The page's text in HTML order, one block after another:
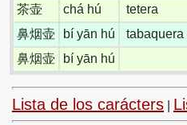
茶壶
chá hú
tetera
鼻烟壶
bí yān hú
tabaquera
鼻烟壶
bí yān hú
Lista de los carácters